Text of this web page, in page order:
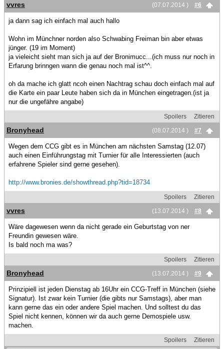
(07.07.2014 )
#6
vvres
ja dann sag ich einfach mal auch hallo
Wohn im Münchner norden also Schwabing Freiman bin aber etwas
jünger. (19 im Moment)
ja vieleicht sieht man sich ja auf der Bronimucc...(ich muss nur noch in
Erfarung brinngen wann die genau noch mal ist^^.
oh da mache ich glatt ncoh einen Nachtrag schau doch einfach mal auf
die Karte ein paar Leute haben sich da in München eingetragen.(ist ja
nur die ungefähre angabe)
Spoilers
Zitieren
(08.07.2014 )
#7
Bronyhead
Wegen dem CCG gibt es in München am nächsten Samstag (12.07)
auch einen Einführungstag mit Turnier für alle Interessierten (auch
erfahrene Spieler sind gerne gesehen).
http://www.bronies.de/showthread.php?tid=18734
Spoilers
Zitieren
(13.07.2014 )
#8
vvres
Wäre dagewesen wenn da nicht gerade ein Geburtstag von ner
Freundin gewesen wäre.
Is bald noch ma was?
Spoilers
Zitieren
(13.07.2014 )
#9
Bronyhead
Prinzipiell ist jeden Dienstag ab 16Uhr ein CCG-Treff in München (siehe
Signatur). Ist zwar kein Turnier (die gibts nur Samstags), aber man
kann gerne das ein oder andere Spiel machen. Und solltest du das
Spiel nicht kennen, können wir da auch gerne Demospiele usw.
machen.
Spoilers
Zitieren